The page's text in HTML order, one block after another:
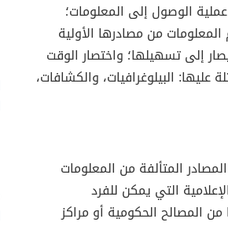
الوصول إلى المعلومات؛
من مصادرها الأولية
إلى تسهيلها؛ واختصار الوقت
عليها: البيلوغرافيات، والكشافات،
المتألفة من المعلومات
التي يمكن للفرد
المصالح الحكومية أو مراكز